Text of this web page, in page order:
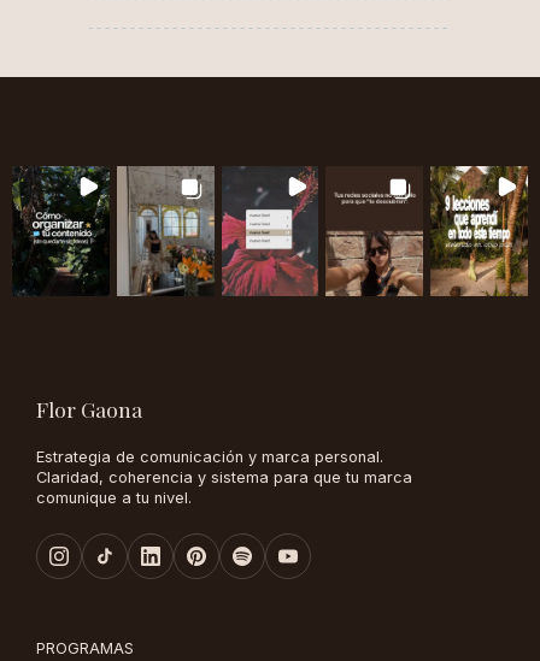
Flor Gaona
Estrategia de comunicación y marca personal.
Claridad, coherencia y sistema para que tu marca
comunique a tu nivel.
PROGRAMAS